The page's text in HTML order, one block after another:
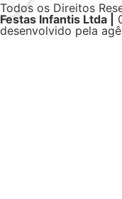
Todos os Direitos
Festas Infantis Ltda |
desenvolvido pela